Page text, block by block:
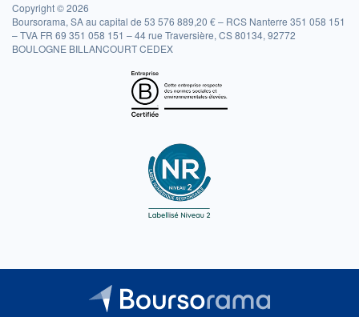
Copyright © 2026
Boursorama, SA au capital de 53 576 889,20 € – RCS Nanterre 351 058 151
– TVA FR 69 351 058 151 – 44 rue Traversière, CS 80134, 92772
BOULOGNE BILLANCOURT CEDEX